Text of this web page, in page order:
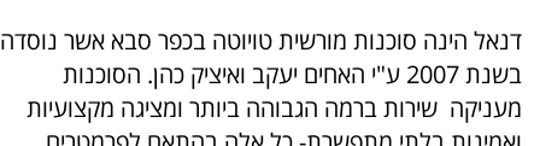
דנאל הינה סוכנות מורשית טויוטה בכפר סבא אשר נוסדה
בשנת 2007 ע"י האחים יעקב ואיציק כהן. הסוכנות
מעניקה שירות ברמה הגבוהה ביותר ומציגה מקצועיות